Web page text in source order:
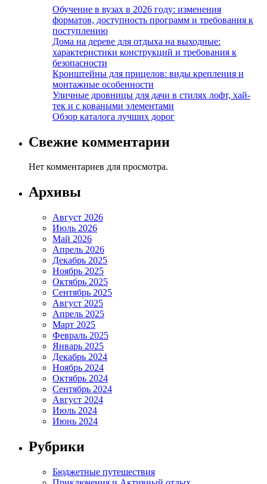
Обучение в вузах в 2026 году: изменения
форматов, доступность программ и требования к
поступлению
Дома на дереве для отдыха на выходные:
характеристики конструкций и требования к
безопасности
Кронштейны для прицелов: виды крепления и
монтажные особенности
Уличные дровницы для дачи в стилях лофт, хай-
тек и с коваными элементами
Обзор каталога лучших дорог
Свежие комментарии
Нет комментариев для просмотра.
Архивы
Август 2026
Июль 2026
Май 2026
Апрель 2026
Декабрь 2025
Ноябрь 2025
Октябрь 2025
Сентябрь 2025
Август 2025
Апрель 2025
Март 2025
Февраль 2025
Январь 2025
Декабрь 2024
Ноябрь 2024
Октябрь 2024
Сентябрь 2024
Август 2024
Июль 2024
Июнь 2024
Рубрики
Бюджетные путешествия